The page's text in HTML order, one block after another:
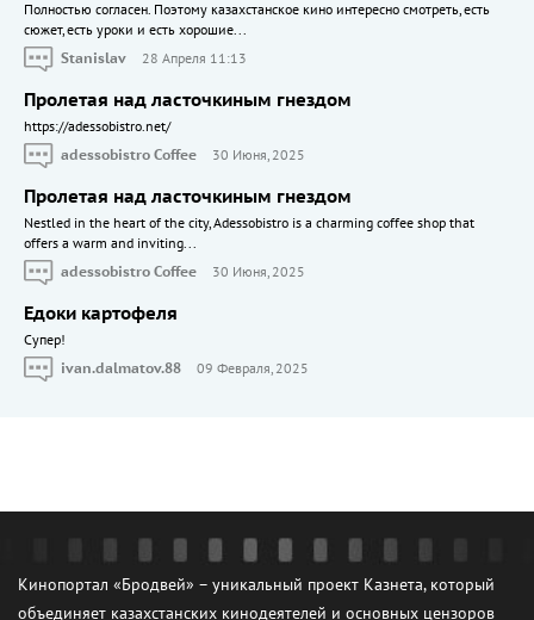
Полностью согласен. Поэтому казахстанское кино интересно смотреть, есть
сюжет, есть уроки и есть хорошие...
Stanislav
28 Апреля 11:13
Пролетая над ласточкиным гнездом
https://adessobistro.net/
adessobistro Coffee
30 Июня, 2025
Пролетая над ласточкиным гнездом
Nestled in the heart of the city, Adessobistro is a charming coffee shop that
offers a warm and inviting...
adessobistro Coffee
30 Июня, 2025
Едоки картофеля
Cупер!
ivan.dalmatov.88
09 Февраля, 2025
Кинопортал «Бродвей» – уникальный проект Казнета, который
объединяет казахстанских кинодеятелей и основных цензоров